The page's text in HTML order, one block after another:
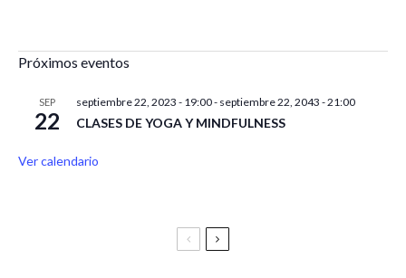
Próximos eventos
SEP
22
septiembre 22, 2023 - 19:00- septiembre 22, 2043 - 21:00
CLASES DE YOGA Y MINDFULNESS
Ver calendario